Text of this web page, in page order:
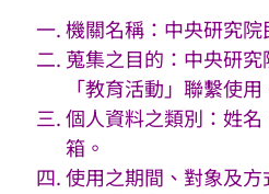
機關名稱：中央研究院
蒐集之目的：中央研
「教育活動」聯繫使用
個人資料之類別：姓
箱。
使用之期間、對象及